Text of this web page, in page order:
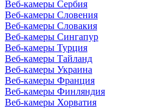
Веб-камеры Сербия
Веб-камеры Словения
Веб-камеры Словакия
Веб-камеры Сингапур
Веб-камеры Турция
Веб-камеры Тайланд
Веб-камеры Украина
Веб-камеры Франция
Веб-камеры Финляндия
Веб-камеры Хорватия